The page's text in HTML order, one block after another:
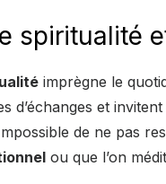
spiritualité
imprègne le
d’échanges et
de ne pas
ou que l’on